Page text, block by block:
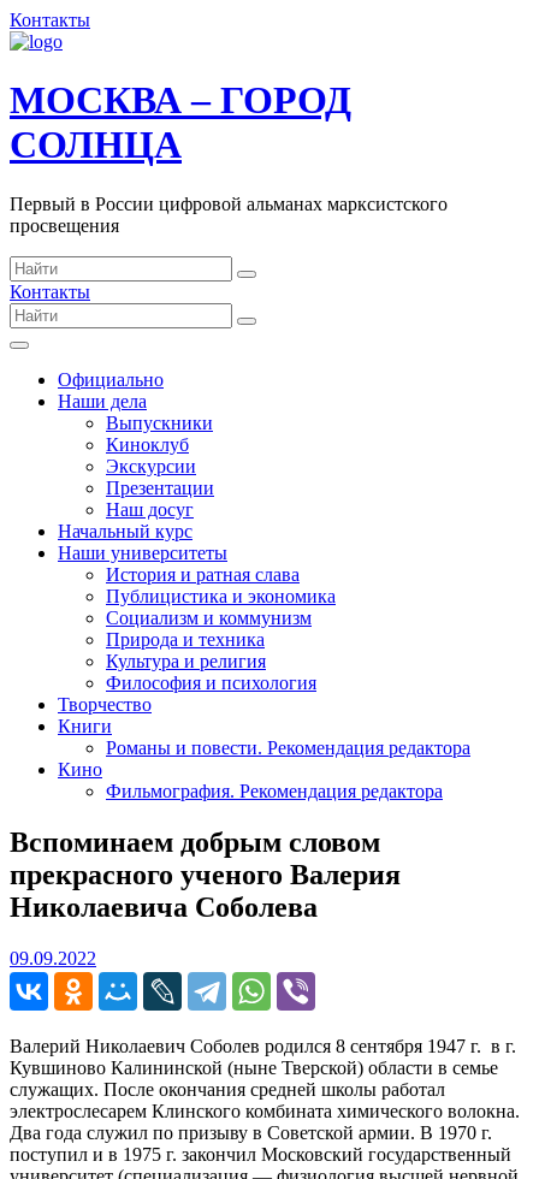
Контакты
МОСКВА – ГОРОД
СОЛНЦА
Первый в России цифровой альманах марксистского
просвещения
Контакты
Официально
Наши дела
Выпускники
Киноклуб
Экскурсии
Презентации
Наш досуг
Начальный курс
Наши университеты
История и ратная слава
Публицистика и экономика
Социализм и коммунизм
Природа и техника
Культура и религия
Философия и психология
Творчество
Книги
Романы и повести. Рекомендация редактора
Кино
Фильмография. Рекомендация редактора
Вспоминаем добрым словом
прекрасного ученого Валерия
Николаевича Соболева
09.09.2022
Валерий Николаевич Соболев родился 8 сентября 1947 г. в г.
Кувшиново Калининской (ныне Тверской) области в семье
служащих. После окончания средней школы работал
электрослесарем Клинского комбината химического волокна.
Два года служил по призыву в Советской армии. В 1970 г.
поступил и в 1975 г. закончил Московский государственный